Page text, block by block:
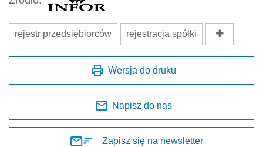
rejestr przedsiębiorców rejestracja spółki
Wersja do druku
Napisz do nas
Zapisz się na newsletter